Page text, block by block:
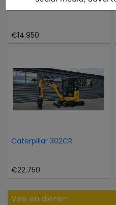
Hinowa Oil en steel 1466
€14.950
Caterpillar 302CR
€22.750
Vee en dieren